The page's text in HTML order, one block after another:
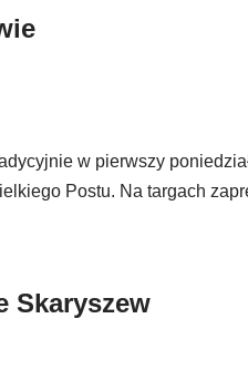
w pierwszy
Postu. Na targach
Skaryszew